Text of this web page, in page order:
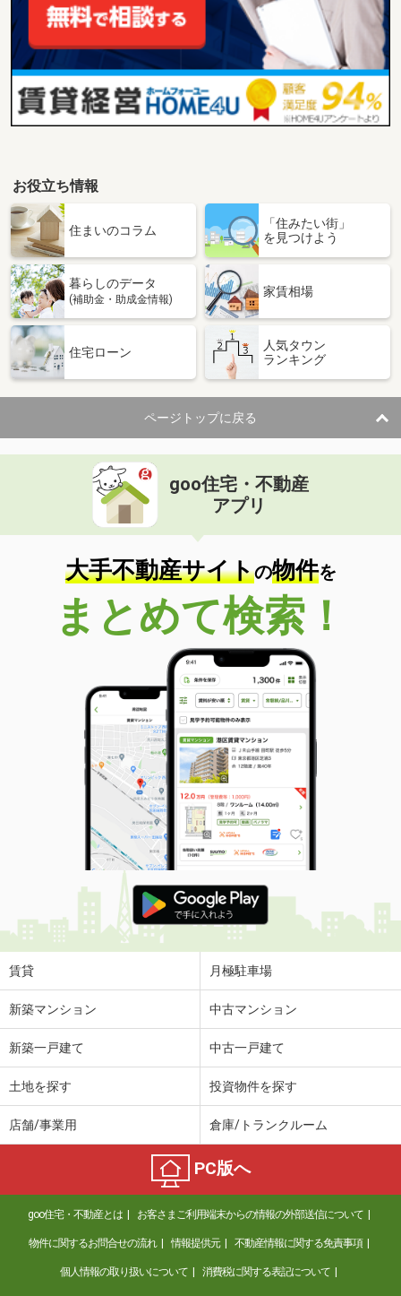
お役立ち情報
住まいのコラム
「住みたい街」
を見つけよう
暮らしのデータ
(補助金・助成金情報)
家賃相場
住宅ローン
人気タウン
ランキング
ページトップに戻る
goo住宅・不動産
アプリ
大手不動産サイトの物件を
まとめて検索！
賃貸 月極駐車場
新築マンション 中古マンション
新築一戸建て 中古一戸建て
土地を探す 投資物件を探す
店舗/事業用 倉庫/トランクルーム
PC版へ
goo住宅・不動産とは お客さまご利用端末からの情報の外部送信について
物件に関するお問合せの流れ 情報提供元 不動産情報に関する免責事項
個人情報の取り扱いについて 消費税に関する表記について